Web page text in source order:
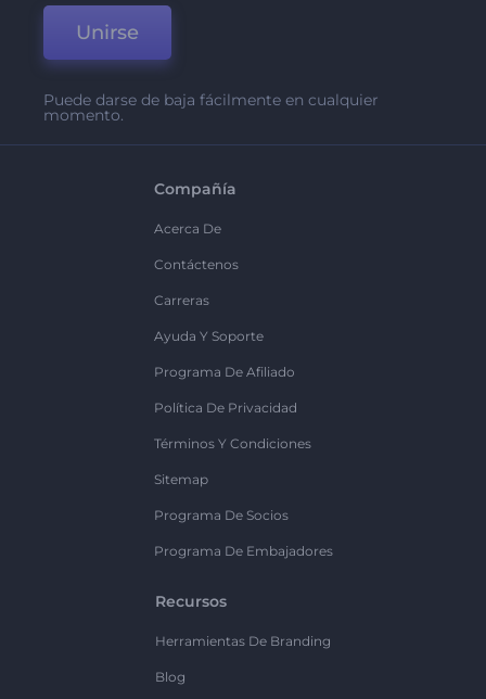
Unirse
Puede darse de baja fácilmente en cualquier
momento.
Compañía
Acerca De
Contáctenos
Carreras
Ayuda Y Soporte
Programa De Afiliado
Política De Privacidad
Términos Y Condiciones
Sitemap
Programa De Socios
Programa De Embajadores
Recursos
Herramientas De Branding
Blog